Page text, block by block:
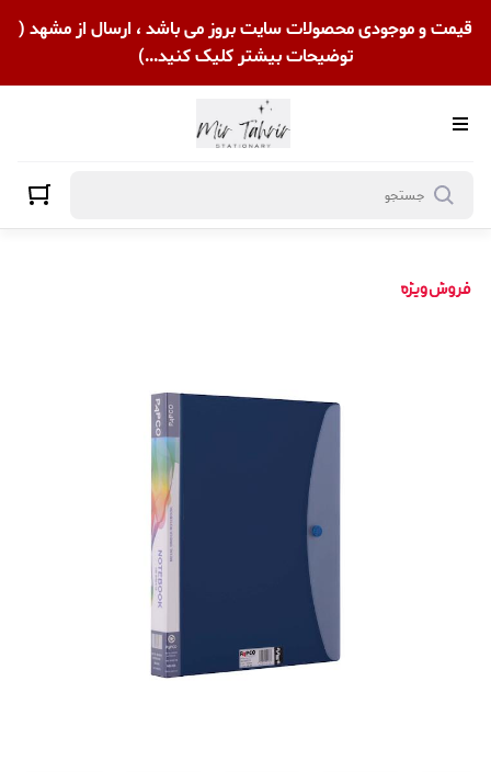
قیمت و موجودی محصولات سایت بروز می باشد ، ارسال از مشهد (
توضیحات بیشتر کلیک کنید...)